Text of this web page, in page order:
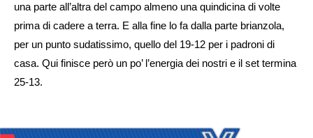
una parte all’altra del campo almeno una quindicina di volte
prima di cadere a terra. E alla fine lo fa dalla parte brianzola,
per un punto sudatissimo, quello del 19-12 per i padroni di
casa. Qui finisce però un po’ l’energia dei nostri e il set termina
25-13.